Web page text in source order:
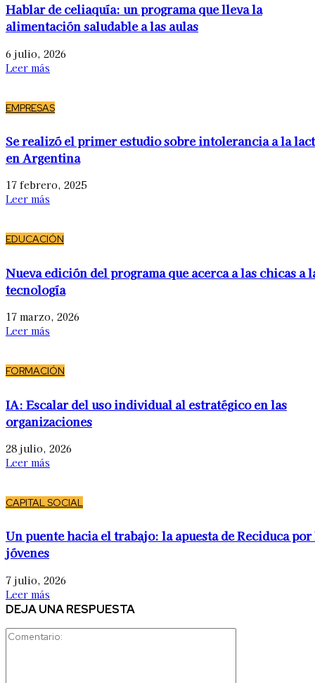
Hablar de celiaquía: un programa que lleva la
alimentación saludable a las aulas
6 julio, 2026
Leer más
EMPRESAS
Se realizó el primer estudio sobre intolerancia a la
en Argentina
17 febrero, 2025
Leer más
EDUCACIÓN
Nueva edición del programa que acerca a las chicas a
tecnología
17 marzo, 2026
Leer más
FORMACIÓN
IA: Escalar del uso individual al estratégico en las
organizaciones
28 julio, 2026
Leer más
CAPITAL SOCIAL
Un puente hacia el trabajo: la apuesta de Reciduca por
jóvenes
7 julio, 2026
Leer más
DEJA UNA RESPUESTA